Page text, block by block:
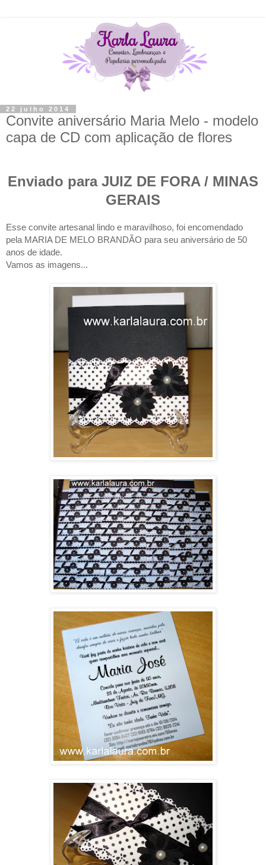
22 julho 2014
Convite aniversário Maria Melo - modelo
capa de CD com aplicação de flores
Enviado para JUIZ DE FORA / MINAS
GERAIS
Esse convite artesanal lindo e maravilhoso, foi encomendado
pela MARIA DE MELO BRANDÃO para seu aniversário de 50
anos de idade.
Vamos as imagens...